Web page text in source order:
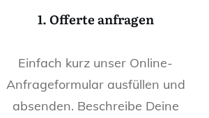
1. Offerte anfragen
Einfach kurz unser Online-
Anfrageformular ausfüllen und
absenden. Beschreibe Deine